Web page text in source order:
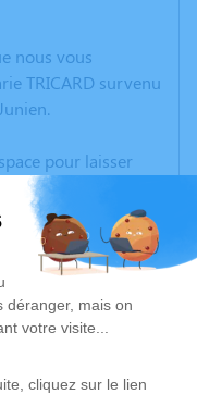
nous vous
TRICARD survenu
pour laisser
souvenirs, une
travers des
un lieu
de Jeanne-
est